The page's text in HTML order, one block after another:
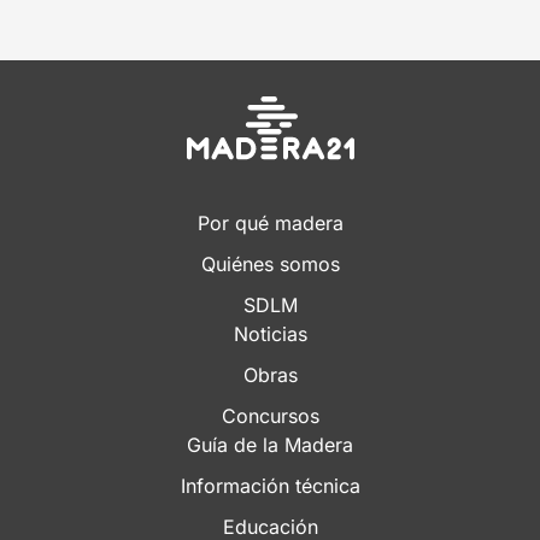
Por qué madera
Quiénes somos
SDLM
Noticias
Obras
Concursos
Guía de la Madera
Información técnica
Educación